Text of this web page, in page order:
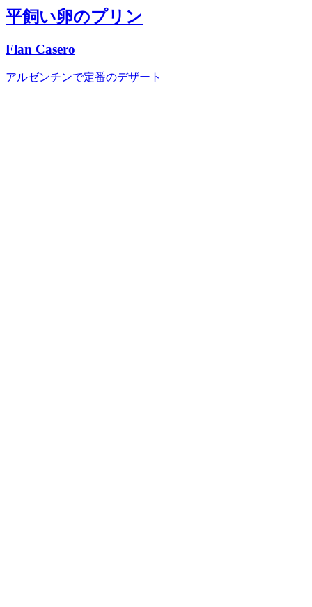
平飼い卵のプリン
Flan Casero
アルゼンチンで定番のデザート